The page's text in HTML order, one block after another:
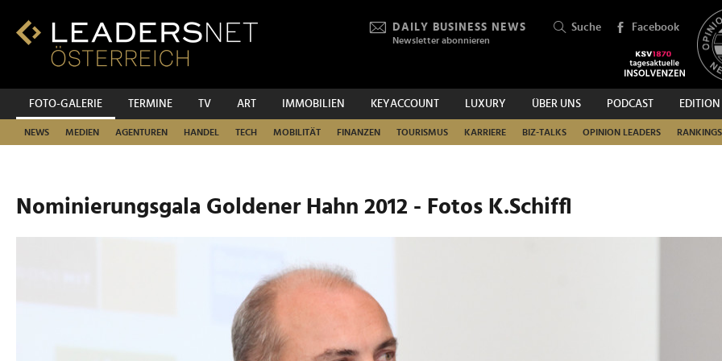
Inhalt
Fußzeilen-
Hauptnavigation
DAILY BUSINESS NEWS
Newsletter abonnieren
Suche Facebook
FOTO-GALERIE TERMINE TV ART IMMOBILIEN KEYACCOUNT LUXURY ÜBER UNS PODCAST EDITION
NEWS MEDIEN AGENTUREN HANDEL TECH MOBILITÄT FINANZEN TOURISMUS KARRIERE BIZ-TALKS OPINION LEADERS RANKINGS
SUCHEN
Nominierungsgala Goldener Hahn 2012 - Fotos K.Schiffl